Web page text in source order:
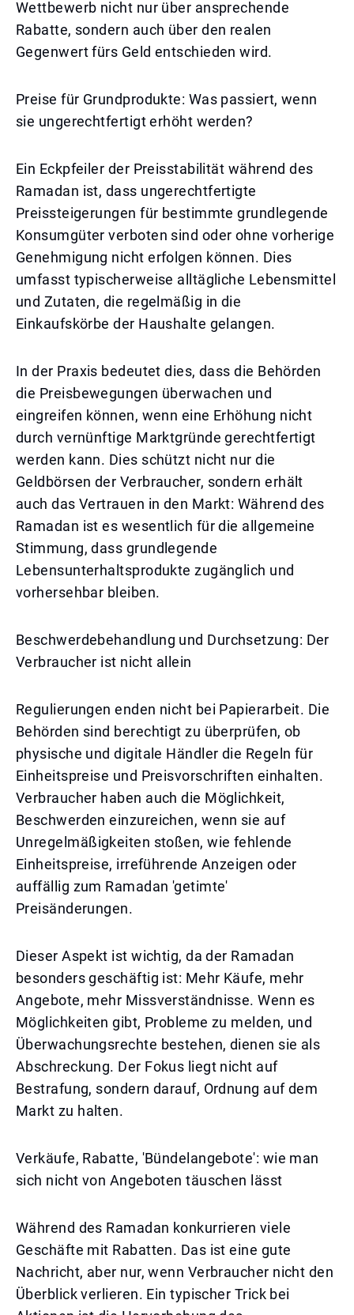
Wettbewerb nicht nur über ansprechende
Rabatte, sondern auch über den realen
Gegenwert fürs Geld entschieden wird.
Preise für Grundprodukte: Was passiert, wenn
sie ungerechtfertigt erhöht werden?
Ein Eckpfeiler der Preisstabilität während des
Ramadan ist, dass ungerechtfertigte
Preissteigerungen für bestimmte grundlegende
Konsumgüter verboten sind oder ohne vorherige
Genehmigung nicht erfolgen können. Dies
umfasst typischerweise alltägliche Lebensmittel
und Zutaten, die regelmäßig in die
Einkaufskörbe der Haushalte gelangen.
In der Praxis bedeutet dies, dass die Behörden
die Preisbewegungen überwachen und
eingreifen können, wenn eine Erhöhung nicht
durch vernünftige Marktgründe gerechtfertigt
werden kann. Dies schützt nicht nur die
Geldbörsen der Verbraucher, sondern erhält
auch das Vertrauen in den Markt: Während des
Ramadan ist es wesentlich für die allgemeine
Stimmung, dass grundlegende
Lebensunterhaltsprodukte zugänglich und
vorhersehbar bleiben.
Beschwerdebehandlung und Durchsetzung: Der
Verbraucher ist nicht allein
Regulierungen enden nicht bei Papierarbeit. Die
Behörden sind berechtigt zu überprüfen, ob
physische und digitale Händler die Regeln für
Einheitspreise und Preisvorschriften einhalten.
Verbraucher haben auch die Möglichkeit,
Beschwerden einzureichen, wenn sie auf
Unregelmäßigkeiten stoßen, wie fehlende
Einheitspreise, irreführende Anzeigen oder
auffällig zum Ramadan 'getimte'
Preisänderungen.
Dieser Aspekt ist wichtig, da der Ramadan
besonders geschäftig ist: Mehr Käufe, mehr
Angebote, mehr Missverständnisse. Wenn es
Möglichkeiten gibt, Probleme zu melden, und
Überwachungsrechte bestehen, dienen sie als
Abschreckung. Der Fokus liegt nicht auf
Bestrafung, sondern darauf, Ordnung auf dem
Markt zu halten.
Verkäufe, Rabatte, 'Bündelangebote': wie man
sich nicht von Angeboten täuschen lässt
Während des Ramadan konkurrieren viele
Geschäfte mit Rabatten. Das ist eine gute
Nachricht, aber nur, wenn Verbraucher nicht den
Überblick verlieren. Ein typischer Trick bei